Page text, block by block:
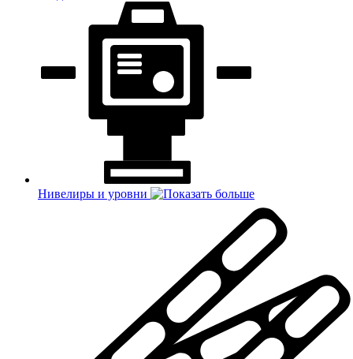
Нивелиры и уровни